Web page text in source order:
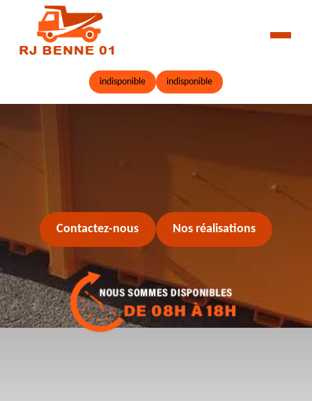
indisponible indisponible
Contactez-nous Nos réalisations